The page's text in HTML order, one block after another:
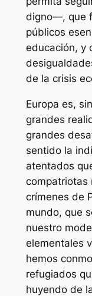
digno—, que
públicos
educación, y
de la crisis
Europa es,
grandes
grandes
sentido la
atentados
compatriotas
crímenes de
mundo, que
nuestro
elementales
hemos
refugiados
huyendo de